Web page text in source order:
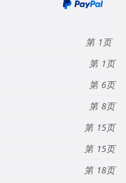
1
1
6
8
15
15
18